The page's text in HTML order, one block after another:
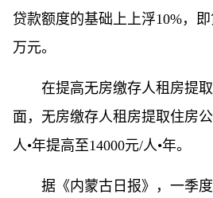
贷款额度的基础上上浮10%，
万元。
在提高无房缴存人租房提
面，无房缴存人租房提取住房
人•年提高至14000元/人•年。
据《内蒙古日报》，一季